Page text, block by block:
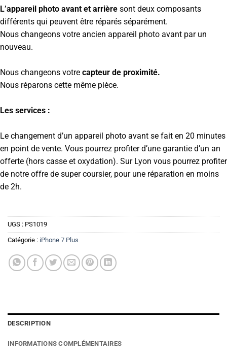
L’appareil photo avant et arrière sont deux composants
différents qui peuvent être réparés séparément.
Nous changeons votre ancien appareil photo avant par un
nouveau.
Nous changeons votre capteur de proximité.
Nous réparons cette même pièce.
Les services :
Le changement d’un appareil photo avant se fait en 20 minutes
en point de vente. Vous pourrez profiter d’une garantie d’un an
offerte (hors casse et oxydation). Sur Lyon vous pourrez profiter
de notre offre de super coursier, pour une réparation en moins
de 2h.
UGS : PS1019
Catégorie : iPhone 7 Plus
DESCRIPTION
INFORMATIONS COMPLÉMENTAIRES